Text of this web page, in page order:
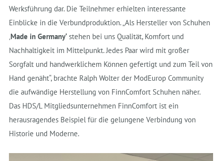
Werksführung dar. Die Teilnehmer erhielten interessante
Einblicke in die Verbundproduktion. „Als Hersteller von Schuhen
Made in Germany‘stehen bei uns Qualität, Komfort und
Nachhaltigkeit im Mittelpunkt. Jedes Paar wird mit großer
Sorgfalt und handwerklichem Können gefertigt und zum Teil von
Hand genäht“, brachte Ralph Wolter der ModEurop Community
die aufwändige Herstellung von FinnComfort Schuhen näher.
Das HDS/L Mitgliedsunternehmen FinnComfort ist ein
herausragendes Beispiel für die gelungene Verbindung von
Historie und Moderne.